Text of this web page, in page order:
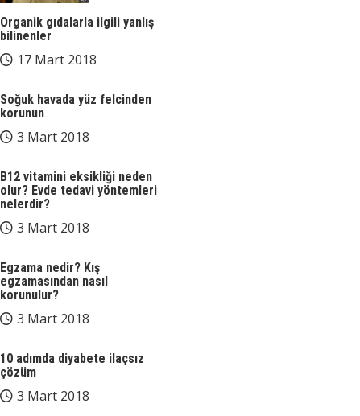
Organik gıdalarla ilgili yanlış
bilinenler
17 Mart 2018
Soğuk havada yüz felcinden
korunun
3 Mart 2018
B12 vitamini eksikliği neden
olur? Evde tedavi yöntemleri
nelerdir?
3 Mart 2018
Egzama nedir? Kış
egzamasından nasıl
korunulur?
3 Mart 2018
10 adımda diyabete ilaçsız
çözüm
3 Mart 2018